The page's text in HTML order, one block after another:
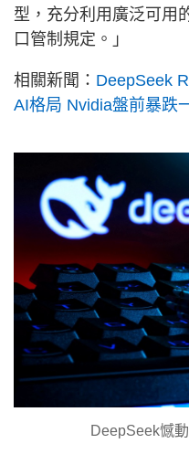
型，充分利用廣泛可用
口管制規定。」
相關新聞： DeepSeek
AI格局 Nvidia盤前暴跌
DeepSeek憾